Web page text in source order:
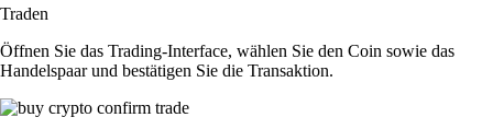
Traden
Öffnen Sie das Trading-Interface, wählen Sie den Coin sowie das
Handelspaar und bestätigen Sie die Transaktion.